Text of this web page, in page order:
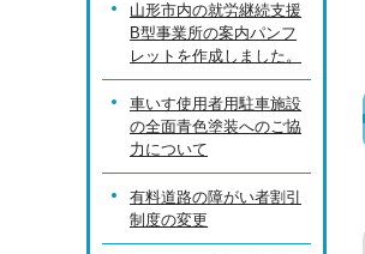
山形市内の就労継続支援
B型事業所の案内パンフ
レットを作成しました。
車いす使用者用駐車施設
の全面青色塗装へのご協
力について
有料道路の障がい者割引
制度の変更